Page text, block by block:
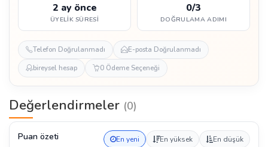
2 ay önce
ÜYELIK SÜRESI
0/3
DOĞRULAMA ADIMI
Telefon Doğrulanmadı
E-posta Doğrulanmadı
bireysel hesap
0 Ödeme Seçeneği
Değerlendirmeler (0)
Puan özeti En yeni En yüksek En düşük